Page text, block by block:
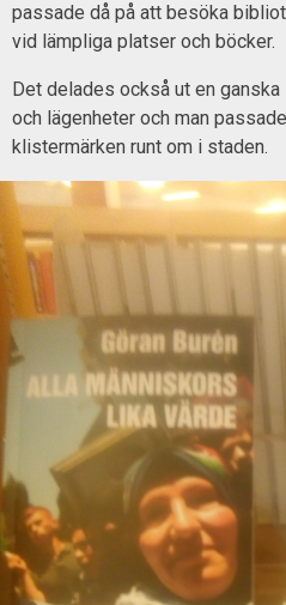
passade då på att besöka
vid lämpliga platser och böcker.
Det delades också ut en ganska
och lägenheter och man
klistermärken runt om i staden.